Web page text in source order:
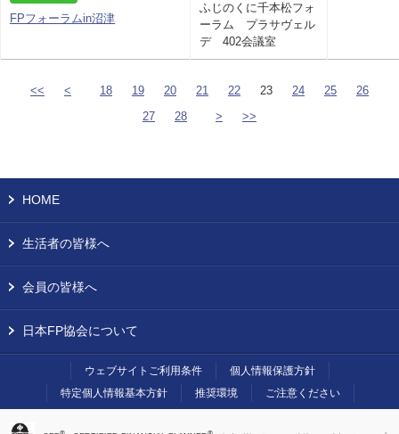
FPフォーラムin沼津
ふじのくに千本松フォ
ーラム プラサヴェル
デ 402会議室
<< < 18 19 20 21 22 23 24 25
26
27
28 > >>
HOME
生活者の皆様へ
会員の皆様へ
日本FP協会について
ウェブサイトご利用条件
個人情報保護方針
特定個人情報基本方針
推奨環境 ご注意ください